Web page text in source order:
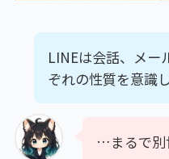
LINEは会話、メー
ぞれの性質を意識
…まるで別